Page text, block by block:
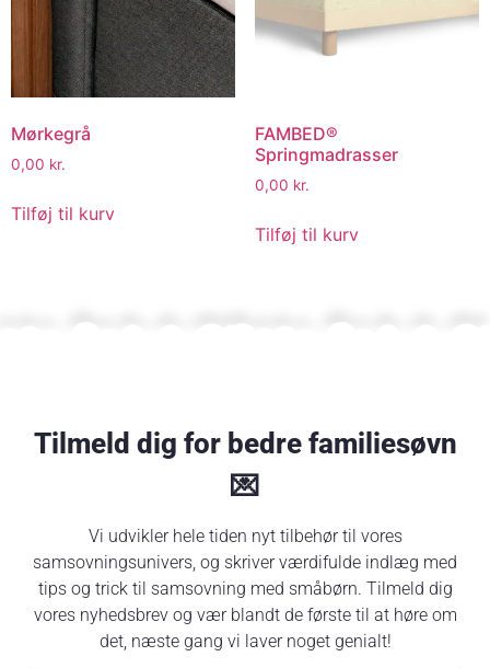
Mørkegrå
0,00 kr.
Tilføj til kurv
FAMBED®
Springmadrasser
0,00 kr.
Tilføj til kurv
Tilmeld dig for bedre familiesøvn
💌
Vi udvikler hele tiden nyt tilbehør til vores
samsovningsunivers, og skriver værdifulde indlæg med
tips og trick til samsovning med småbørn. Tilmeld dig
vores nyhedsbrev og vær blandt de første til at høre om
det, næste gang vi laver noget genialt!